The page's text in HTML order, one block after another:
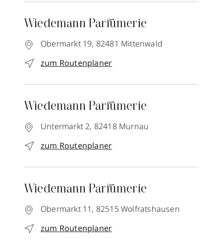
Wiedemann Parfümerie
Obermarkt 19, 82481 Mittenwald
zum Routenplaner
Wiedemann Parfümerie
Untermarkt 2, 82418 Murnau
zum Routenplaner
Wiedemann Parfümerie
Obermarkt 11, 82515Wolfratshausen
zum Routenplaner